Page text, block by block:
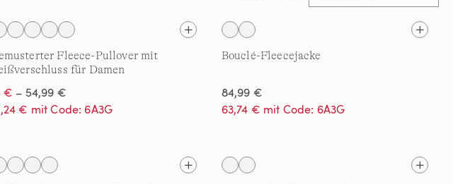
Fleece-Pullover mit
für Damen
€ – 54,99 €
€ mit Code: 6A3G
Bouclé-Fleecejacke
84,99 €
63,74 € mit Code: 6A3G